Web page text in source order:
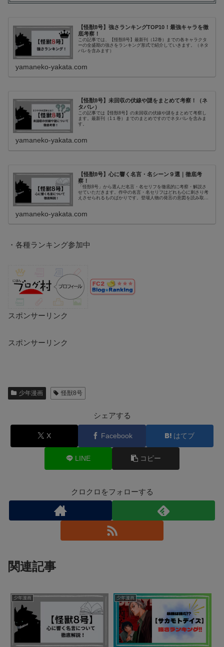
【怪獣8号】強さランキングTOP10！最強キャラを徹
底考察！
この記事では、【怪獣8号】最新刊（12巻）までの各キャラクタ
ーの全盛期の強さをランキング形式で紹介していきます。（ネタ
バレを含みます）
yamaneko-yakata.com
【怪獣8号】未回収の伏線や謎をまとめて考察！（ネ
タバレ）
この記事では【怪獣8号】の未回収の伏線や謎をまとめて考察し
ます。最新刊（1１巻）までのまとめですのでネタバレを含みま
す。
yamaneko-yakata.com
【怪獣8号】心に響く名言・名シーン９選｜徹底考
察！
「怪獣8号」から選んだ名言・名セリフを徹底的に考察・解説さ
せていただきます。作中の名言・名セリフはどれも心に刺さり考
えさせられるものばかりです。登場人物の発言の意図を読み取
yamaneko-yakata.com
・各種ランキング参加中
スポンサーリンク
スポンサーリンク
少年漫画 怪獣8号
シェアする
X Facebook はてブ
LINE コピー
クロクロをフォローする
関連記事
少年漫画 少年漫画